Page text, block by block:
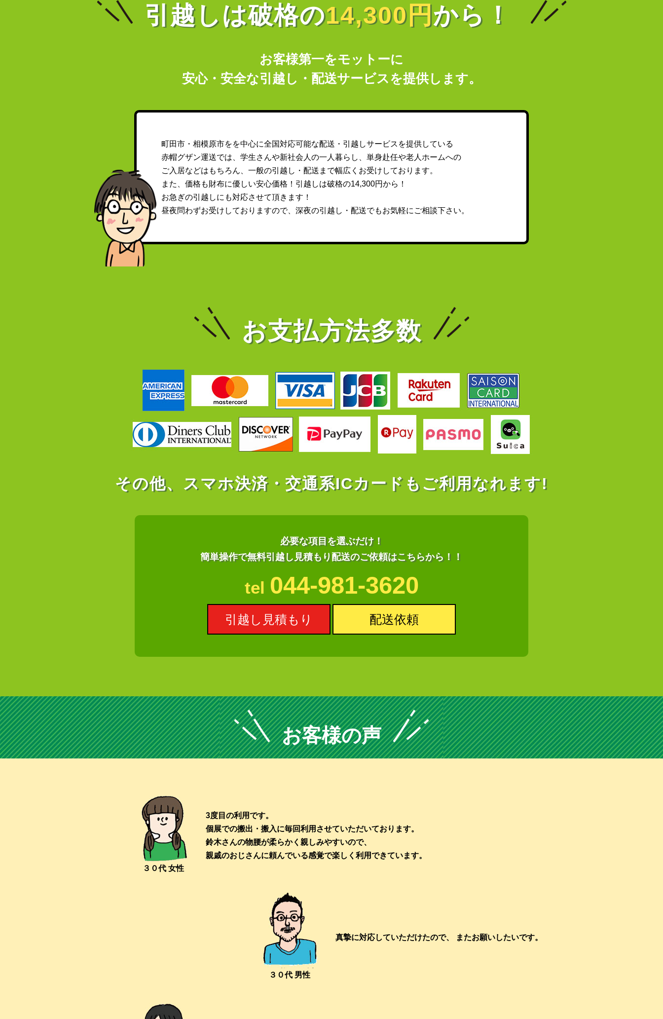
引越しは破格の14,300円 から！
お客様第一をモットーに
安心・安全な引越し・配送サービスを提供します。
町田市・相模原市をを中心に全国対応可能な配送・引越しサービスを提供している
赤帽グザン運送では、学生さんや新社会人の一人暮らし、単身赴任や老人ホームへの
ご入居などはもちろん、一般の引越し・配送まで幅広くお受けしております。
また、価格も財布に優しい安心価格！引越しは破格の14,300円から！
お急ぎの引越しにも対応させて頂きます！
昼夜問わずお受けしておりますので、深夜の引越し・配送でもお気軽にご相談下さい。
お支払方法多数
その他、スマホ決済・交通系ICカードもご利用なれます!
必要な項目を選ぶだけ！
簡単操作で無料引越し見積もり配送のご依頼はこちらから！！
tel 044-981-3620
引越し見積もり 配送依頼
お客様の声
３０代 女性
3度目の利用です。
個展での搬出・搬入に毎回利用させていただいております。
鈴木さんの物腰が柔らかく親しみやすいので、
親戚のおじさんに頼んでいる感覚で楽しく利用できています。
３０代 男性
真摯に対応していただけたので、 またお願いしたいです。